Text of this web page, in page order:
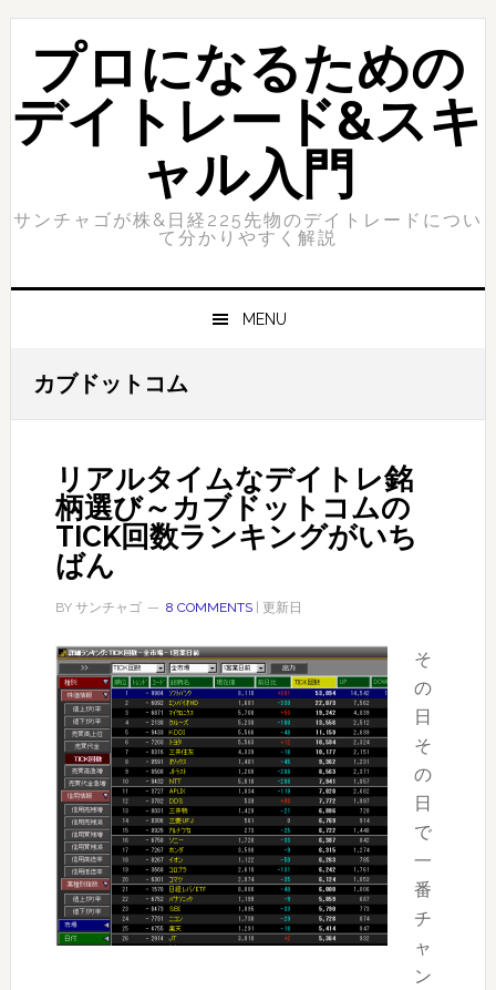
Skip
primary
navigation
Skip
contentプロになるための
デイトレード&スキ
ャル入門
サンチャゴが株&日経225先物のデイトレードについ
て分かりやすく解説
MENU
カブドットコム
リアルタイムなデイトレ銘
柄選び～カブドットコムの
TICK回数ランキングがいち
ばん
BY サンチャゴ 8 COMMENTS| 更新日
そ
の
日
そ
の
日
で
一
番
チ
ャ
ン